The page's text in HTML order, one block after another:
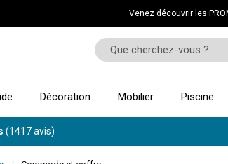
Venez découvrir les
Décoration Mobilier Piscine
(1417 avis)